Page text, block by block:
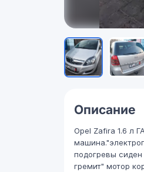
Описание
Opel Zafira 1.6 л
подогревы
гремит" мотор